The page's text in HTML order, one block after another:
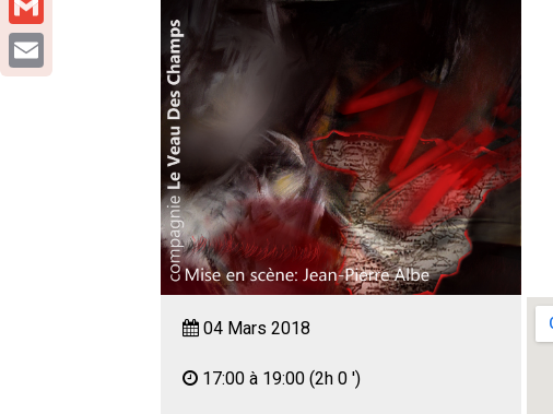
04 Mars 2018
17:00 à 19:00 (2h 0 ')
Gmail